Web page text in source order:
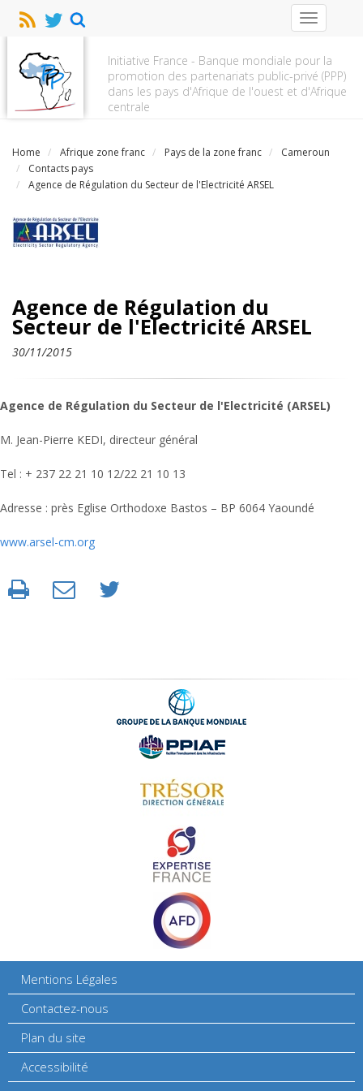
Initiative France - Banque mondiale pour la
promotion des partenariats public-privé (PPP)
dans les pays d'Afrique de l'ouest et d'Afrique
centrale
Toggle
navigation
Home Afrique zone franc Pays de la zone franc
Cameroun
Contacts pays
Agence de Régulation du Secteur de l'Electricité ARSEL
Agence de Régulation du
Secteur de l'Electricité ARSEL
30/11/2015
Agence de Régulation du Secteur de l'Electricité (ARSEL)
M. Jean-Pierre KEDI, directeur général
Tel : + 237 22 21 10 12/22 21 10 13
Adresse : près Eglise Orthodoxe Bastos – BP 6064 Yaoundé
www.arsel-cm.org
Mentions Légales
Contactez-nous
Plan du site
Accessibilité